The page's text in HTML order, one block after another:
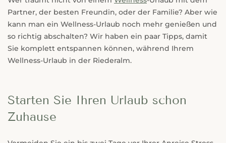
Partner, der besten Freundin, oder der Familie? Aber wie
kann man ein Wellness-Urlaub noch mehr genießen und
so richtig abschalten? Wir haben ein paar Tipps, damit
Sie komplett entspannen können, während Ihrem
Wellness-Urlaub in der Riederalm.
Starten Sie Ihren Urlaub schon
Zuhause